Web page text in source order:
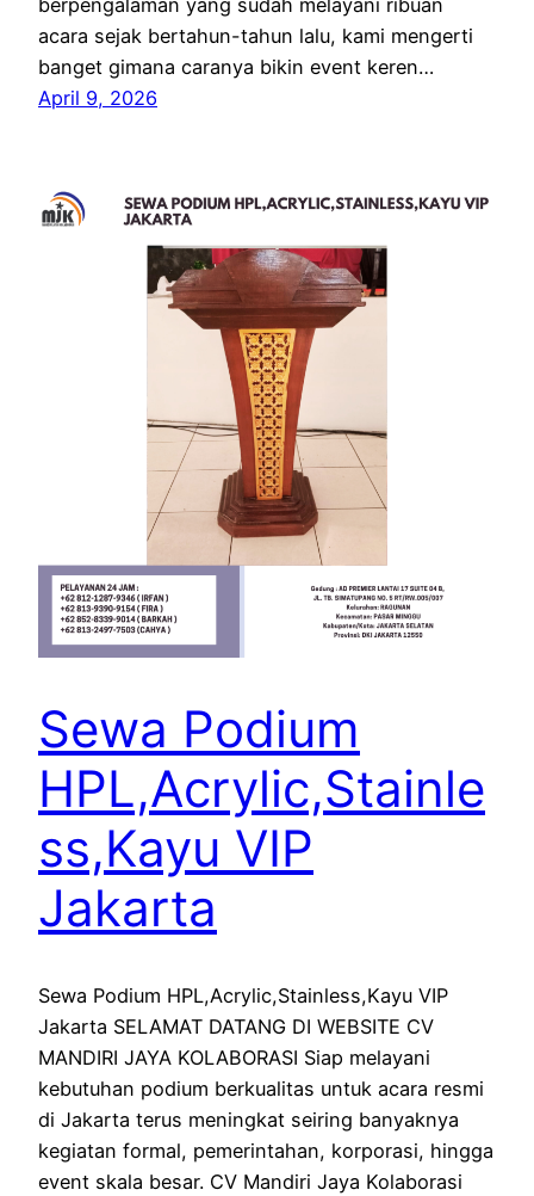
berpengalaman yang sudah melayani ribuan
acara sejak bertahun-tahun lalu, kami mengerti
banget gimana caranya bikin event keren…
April 9, 2026
Sewa Podium
HPL,Acrylic,Stainle
ss,Kayu VIP
Jakarta
Sewa Podium HPL,Acrylic,Stainless,Kayu VIP
Jakarta SELAMAT DATANG DI WEBSITE CV
MANDIRI JAYA KOLABORASI Siap melayani
kebutuhan podium berkualitas untuk acara resmi
di Jakarta terus meningkat seiring banyaknya
kegiatan formal, pemerintahan, korporasi, hingga
event skala besar. CV Mandiri Jaya Kolaborasi